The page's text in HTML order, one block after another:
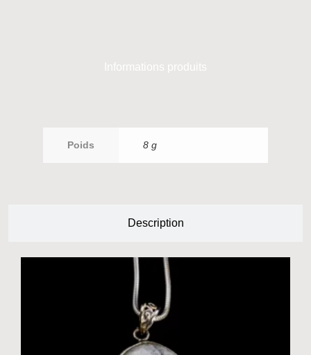
Informations produits
Description
Poids 8 g